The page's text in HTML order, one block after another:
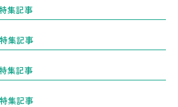
集記事
集記事
集記事
集記事